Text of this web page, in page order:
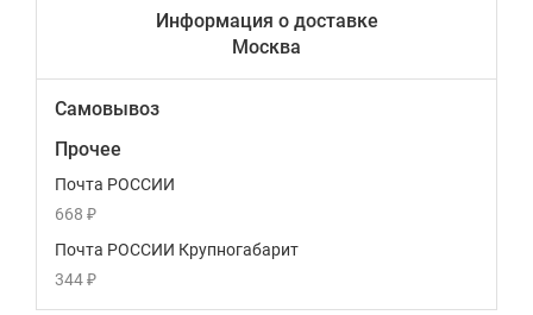
Информация о доставке
Москва
Самовывоз
Прочее
Почта РОССИИ
668 ₽
Почта РОССИИ Крупногабарит
344 ₽